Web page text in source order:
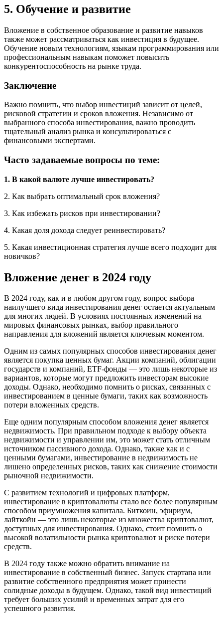
5. Обучение и развитие
Вложение в собственное образование и развитие навыков
также может рассматриваться как инвестиция в будущее.
Обучение новым технологиям, языкам программирования или
профессиональным навыкам поможет повысить
конкурентоспособность на рынке труда.
Заключение
Важно помнить, что выбор инвестиций зависит от целей,
рисковой стратегии и сроков вложения. Независимо от
выбранного способа инвестирования, важно проводить
тщательный анализ рынка и консультироваться с
финансовыми экспертами.
Часто задаваемые вопросы по теме:
1. В какой валюте лучше инвестировать?
2. Как выбрать оптимальный срок вложения?
3. Как избежать рисков при инвестировании?
4. Какая доля дохода следует реинвестировать?
5. Какая инвестиционная стратегия лучше всего подходит для
новичков?
Вложение денег в 2024 году
В 2024 году, как и в любом другом году, вопрос выбора
наилучшего вида инвестирования денег остается актуальным
для многих людей. В условиях постоянных изменений на
мировых финансовых рынках, выбор правильного
направления для вложений является ключевым моментом.
Одним из самых популярных способов инвестирования денег
является покупка ценных бумаг. Акции компаний, облигации
государств и компаний, ETF-фонды — это лишь некоторые из
вариантов, которые могут предложить инвесторам высокие
доходы. Однако, необходимо помнить о рисках, связанных с
инвестированием в ценные бумаги, таких как возможность
потери вложенных средств.
Еще одним популярным способом вложения денег является
недвижимость. При правильном подходе к выбору объекта
недвижимости и управлении им, это может стать отличным
источником пассивного дохода. Однако, также как и с
ценными бумагами, инвестирование в недвижимость не
лишено определенных рисков, таких как снижение стоимости
рыночной недвижимости.
С развитием технологий и цифровых платформ,
инвестирование в криптовалюты стало все более популярным
способом приумножения капитала. Биткоин, эфириум,
лайткойн — это лишь некоторые из множества криптовалют,
доступных для инвестирования. Однако, стоит помнить о
высокой волатильности рынка криптовалют и риске потери
средств.
В 2024 году также можно обратить внимание на
инвестирование в собственный бизнес. Запуск стартапа или
развитие собственного предприятия может принести
солидные доходы в будущем. Однако, такой вид инвестиций
требует больших усилий и временных затрат для его
успешного развития.